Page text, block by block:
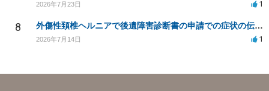
2026年7月23日 1
8 外傷性頚椎ヘルニアで後遺障害診断書の申請での症状の伝え方等
2026年7月14日 1